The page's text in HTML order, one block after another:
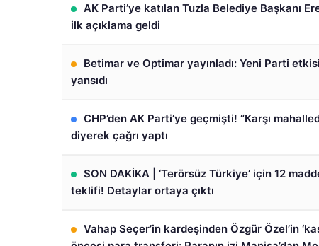
AK Parti’ye katılan Tuzla Belediye Başkanı
ilk açıklama geldi
Betimar ve Optimar yayınladı: Yeni Parti
yansıdı
CHP’den AK Parti’ye geçmişti! “Karşı
diyerek çağrı yaptı
SON DAKİKA | ‘Terörsüz Türkiye’ için 12
teklifi! Detaylar ortaya çıktı
Vahap Seçer’in kardeşinden Özgür Özel’in